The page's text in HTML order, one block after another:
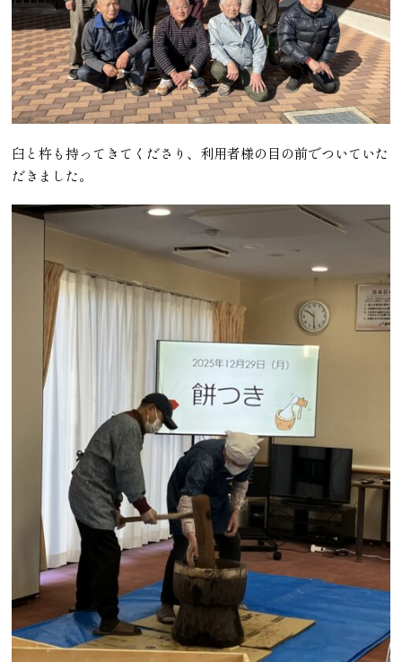
臼と杵も持ってきてくださり、利用者様の目の前でついていた
だきました。